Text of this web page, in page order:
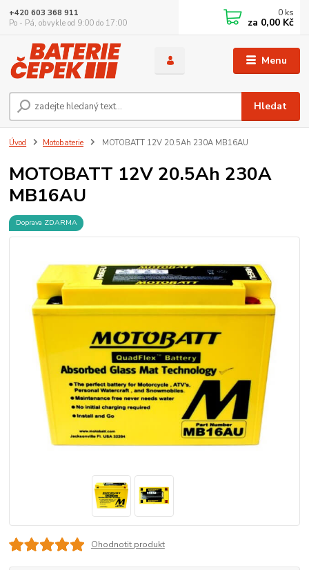
Menu
Hledat
+420 603 368 911
Po - Pá, obvykle od 9:00 do 17:00
0 ks
za 0,00 Kč
Úvod Motobaterie MOTOBATT 12V 20.5Ah 230A MB16AU
MOTOBATT 12V 20.5Ah 230A
MB16AU
Doprava ZDARMA
Ohodnotit produkt